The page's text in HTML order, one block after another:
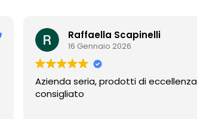
Raffaella Scapinelli
16 Gennaio 2026
Azienda seria, prodotti di eccellenza
consigliato